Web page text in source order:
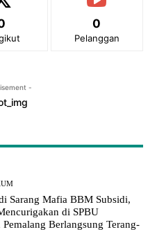
0
Pelanggan
-
Sarang Mafia BBM Subsidi,
di SPBU
Pemalang Berlangsung Terang-